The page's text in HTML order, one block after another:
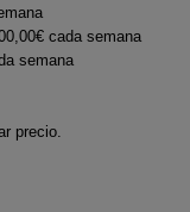
cada semana
semana
precio.